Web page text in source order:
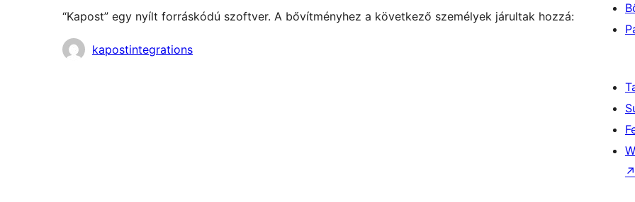
“Kapost” egy nyílt forráskódú szoftver. A bővítményhez a következő személyek járultak hozzá:
Közreműködők
kapostintegrations
↗